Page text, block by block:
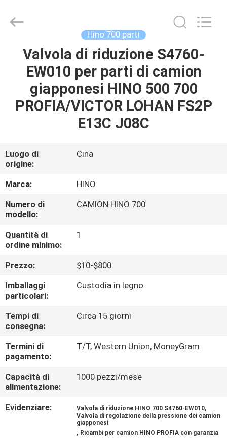
CASA
PRODOTTI
GIRO
DELLA
FABBRICA
CONTROLLO
DI
QUALITÀ
CONTATTICI
NOTIZIE
RICHIEDA
UNA
CITAZIONE
Technology
Hino 700 parti
Valvola di riduzione S4760-
EW010 per parti di camion
giapponesi HINO 500 700
PROFIA/VICTOR LOHAN FS2P
E13C J08C
Luogo di
origine:
Cina
Marca:
HINO
Numero di
modello:
CAMION HINO 700
Quantità di
ordine minimo:
1
Prezzo:
$10-$800
Imballaggi
particolari:
Custodia in legno
Tempi di
consegna:
Circa 15 giorni
Termini di
pagamento:
T/T, Western Union, MoneyGram
Capacità di
alimentazione:
1000 pezzi/mese
Evidenziare: Valvola di riduzione HINO 700 S4760-EW010,
Valvola di regolazione della pressione dei camion
giapponesi
, Ricambi per camion HINO PROFIA con garanzia